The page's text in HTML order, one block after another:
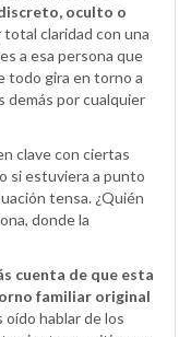
oculto o
total claridad con una
a esa persona que
todo gira en torno a
demás por cualquier
clave con ciertas
si estuviera a punto
tensa. ¿Quién
donde la
cuenta de que esta
familiar original
oído hablar de los